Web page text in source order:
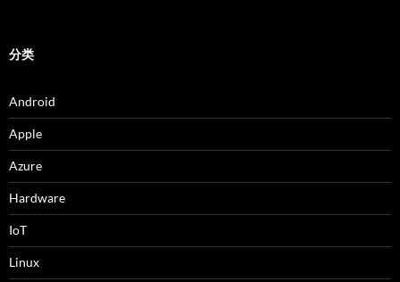
分类
Android
Apple
Azure
Hardware
IoT
Linux